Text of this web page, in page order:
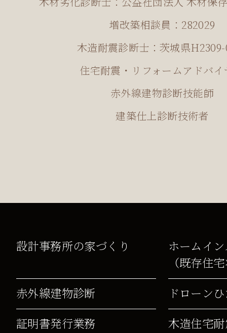
増改築相談員：282029
木造耐震診断士：茨城県
住宅耐震・リフォームアドバイ
赤外線建物診断技能師
建築仕上診断技術者
設計事務所の家づくり
ホームイ
（既存住
赤外線建物診断
ドローン
証明書発行業務
木造住宅